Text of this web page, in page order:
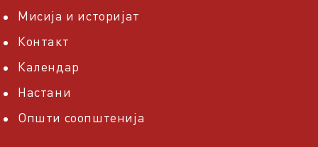
Мисија и историјат
Контакт
Календар
Настани
Општи соопштенија